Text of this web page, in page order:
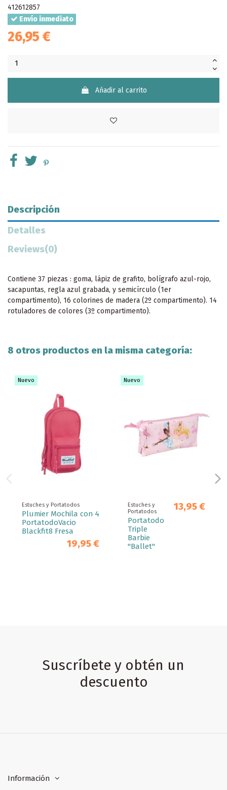
412612857
Envío inmediato
26,95 €
Añadir al carrito
Descripción
Detalles
Reviews(0)
Contiene 37 piezas : goma, lápiz de grafito, bolígrafo azul-rojo,
sacapuntas, regla azul grabada, y semicírculo (1er
compartimento), 16 colorines de madera (2º compartimento). 14
rotuladores de colores (3º compartimento).
8 otros productos en la misma categoría:
Nuevo
Estuches y Portatodos
Plumier Mochila con 4
PortatodoVacio
Blackfit8 Fresa
19,95 €
Nuevo
Estuches y
Portatodos
Portatodo
Triple
Barbie
"Ballet"
13,95 €
Suscríbete y obtén un
descuento
Información